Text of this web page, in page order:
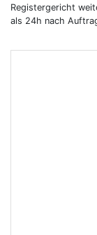
Registergericht
als 24h nach